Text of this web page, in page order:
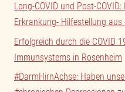
Long-COVID und Post-
Erkrankung- Hilfestellung
Erfolgreich durch die COVID
Immunsystems in Rosenheim
#DarmHirnAchse: Haben